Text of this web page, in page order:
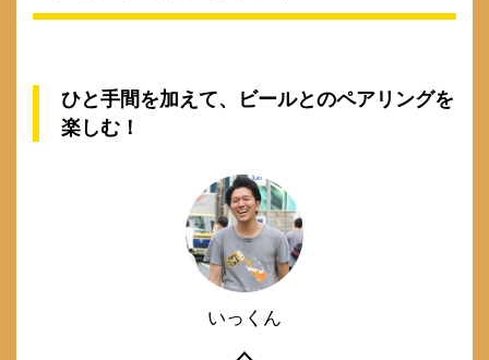
ひと手間を加えて、ビールとのペアリングを
楽しむ！
いっくん